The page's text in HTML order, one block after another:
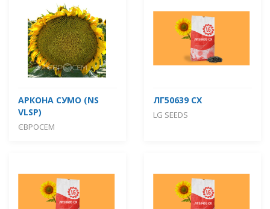
АРКОНА СУМО (NS
VLSP)
ЄВРОСЕМ
ЛГ50639 СХ
LG SEEDS